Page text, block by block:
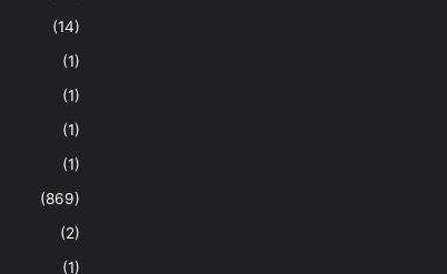
(14)
(1)
(1)
(1)
(1)
(869)
(2)
(1)